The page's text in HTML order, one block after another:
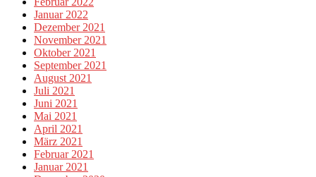
Januar 2022
Dezember 2021
November 2021
Oktober 2021
September 2021
August 2021
Juli 2021
Juni 2021
Mai 2021
April 2021
März 2021
Februar 2021
Januar 2021